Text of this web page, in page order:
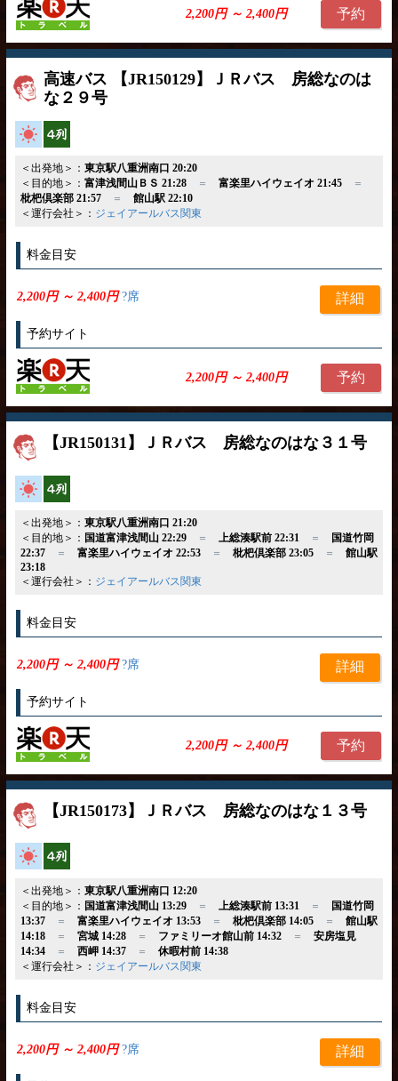
2,200円 ～ 2,400円 予約
高速バス 【JR150129】ＪＲバス 房総なのは
な２９号
高速バス
＜出発地＞： 東京駅八重洲南口 20:20
＜目的地＞： 富津浅間山ＢＳ 21:28＝ 富楽里ハイウェイオ 21:45＝
枇杷倶楽部 21:57＝ 館山駅 22:10
＜運行会社＞： ジェイアールバス関東
料金目安
2,200円 ～ 2,400円?席 詳細
予約サイト
2,200円 ～ 2,400円 予約
【JR150131】ＪＲバス 房総なのはな３１号
高速バス
＜出発地＞： 東京駅八重洲南口 21:20
＜目的地＞： 国道富津浅間山 22:29＝ 上総湊駅前 22:31＝
国道竹岡
22:37＝ 富楽里ハイウェイオ 22:53＝ 枇杷倶楽部 23:05＝ 館山駅
23:18
＜運行会社＞： ジェイアールバス関東
料金目安
2,200円 ～ 2,400円?席 詳細
予約サイト
2,200円 ～ 2,400円 予約
【JR150173】ＪＲバス 房総なのはな１３号
高速バス
＜出発地＞： 東京駅八重洲南口 12:20
＜目的地＞： 国道富津浅間山 13:29＝ 上総湊駅前 13:31＝
国道竹岡
13:37＝ 富楽里ハイウェイオ 13:53＝ 枇杷倶楽部 14:05＝ 館山駅
14:18＝ 宮城 14:28＝ ファミリーオ館山前 14:32＝ 安房塩見
14:34＝ 西岬 14:37＝ 休暇村前 14:38
＜運行会社＞： ジェイアールバス関東
料金目安
2,200円 ～ 2,400円?席 詳細